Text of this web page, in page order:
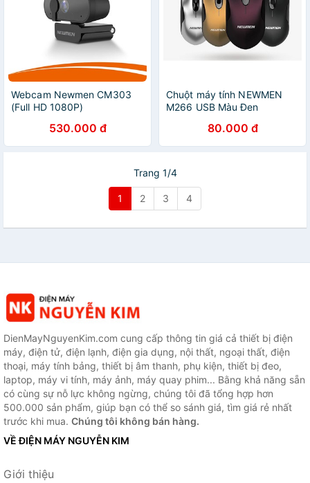
Webcam Newmen CM303
(Full HD 1080P)
530.000 đ
Chuột máy tính NEWMEN
M266 USB Màu Đen
80.000 đ
Trang 1/4
1 2 3 4
DienMayNguyenKim.com cung cấp thông tin giá cả thiết bị điện
máy, điện tử, điện lạnh, điện gia dụng, nội thất, ngoại thất, điện
thoại, máy tính bảng, thiết bị âm thanh, phụ kiện, thiết bị đeo,
laptop, máy vi tính, máy ảnh, máy quay phim... Bằng khả năng sẵn
có cùng sự nỗ lực không ngừng, chúng tôi đã tổng hợp hơn
500.000 sản phẩm, giúp bạn có thể so sánh giá, tìm giá rẻ nhất
trước khi mua. Chúng tôi không bán hàng.
VỀ ĐIỆN MÁY NGUYỄN KIM
Giới thiệu